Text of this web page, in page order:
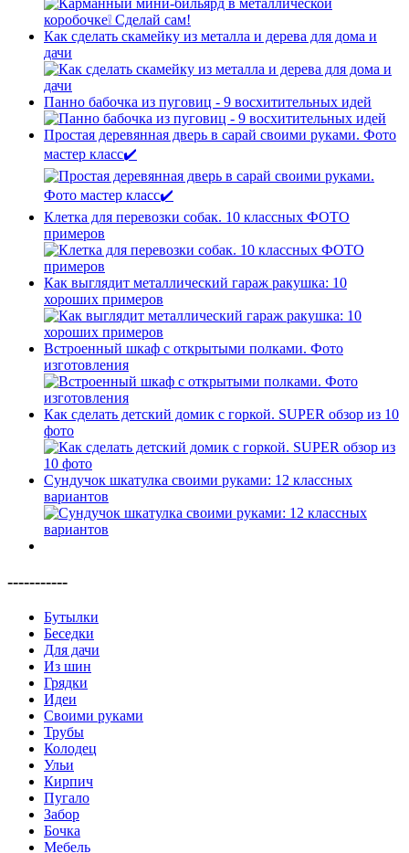
Как сделать скамейку из металла и дерева для дома и
дачи
Панно бабочка из пуговиц - 9 восхитительных идей
Простая деревянная дверь в сарай своими руками. Фото
мастер класс✔️
Клетка для перевозки собак. 10 классных ФОТО
примеров
Как выглядит металлический гараж ракушка: 10
хороших примеров
Встроенный шкаф с открытыми полками. Фото
изготовления
Как сделать детский домик с горкой. SUPER обзор из 10
фото
Сундучок шкатулка своими руками: 12 классных
вариантов
-----------
Бутылки
Беседки
Для дачи
Из шин
Грядки
Идеи
Своими руками
Трубы
Колодец
Ульи
Кирпич
Пугало
Забор
Бочка
Мебель